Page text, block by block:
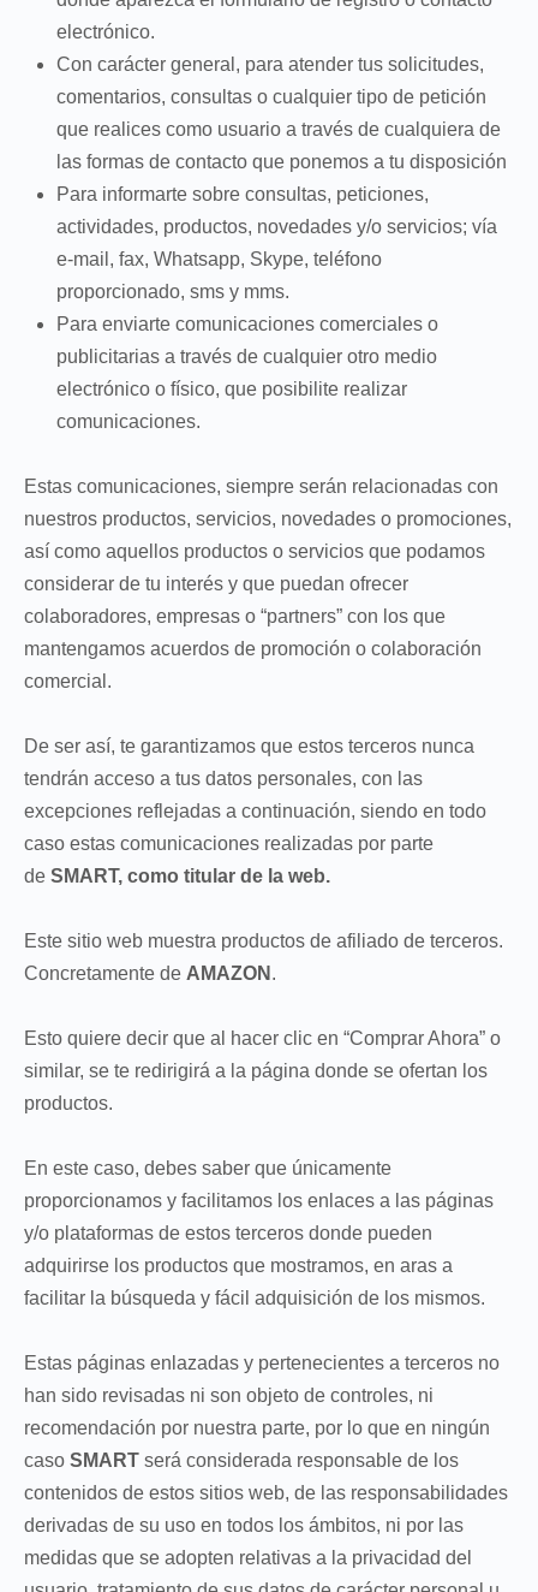
electrónico.
Con carácter general, para atender tus solicitudes,
comentarios, consultas o cualquier tipo de petición
que realices como usuario a través de cualquiera de
las formas de contacto que ponemos a tu disposición
Para informarte sobre consultas, peticiones,
actividades, productos, novedades y/o servicios; vía
e-mail, fax, Whatsapp, Skype, teléfono
proporcionado, sms y mms.
Para enviarte comunicaciones comerciales o
publicitarias a través de cualquier otro medio
electrónico o físico, que posibilite realizar
comunicaciones.
Estas comunicaciones, siempre serán relacionadas con
nuestros productos, servicios, novedades o promociones,
así como aquellos productos o servicios que podamos
considerar de tu interés y que puedan ofrecer
colaboradores, empresas o “partners” con los que
mantengamos acuerdos de promoción o colaboración
comercial.
De ser así, te garantizamos que estos terceros nunca
tendrán acceso a tus datos personales, con las
excepciones reflejadas a continuación, siendo en todo
caso estas comunicaciones realizadas por parte
de SMART, como titular de la web.
Este sitio web muestra productos de afiliado de terceros.
Concretamente de AMAZON .
Esto quiere decir que al hacer clic en “Comprar Ahora” o
similar, se te redirigirá a la página donde se ofertan los
productos.
En este caso, debes saber que únicamente
proporcionamos y facilitamos los enlaces a las páginas
y/o plataformas de estos terceros donde pueden
adquirirse los productos que mostramos, en aras a
facilitar la búsqueda y fácil adquisición de los mismos.
Estas páginas enlazadas y pertenecientes a terceros no
han sido revisadas ni son objeto de controles, ni
recomendación por nuestra parte, por lo que en ningún
caso SMART será considerada responsable de los
contenidos de estos sitios web, de las responsabilidades
derivadas de su uso en todos los ámbitos, ni por las
medidas que se adopten relativas a la privacidad del